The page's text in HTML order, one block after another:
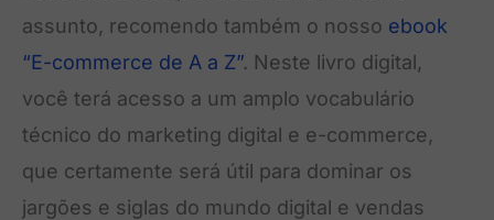
assunto, recomendo também o nosso ebook
“E-commerce de A a Z”. Neste livro digital,
você terá acesso a um amplo vocabulário
técnico do marketing digital e e-commerce,
que certamente será útil para dominar os
jargões e siglas do mundo digital e vendas